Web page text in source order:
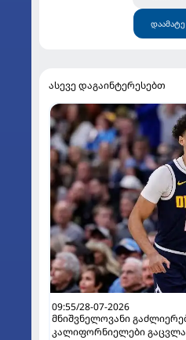
ასევე დაგაინტერესებთ
09:55/28-07-2026
მნიშვნელოვანი
კალიფორნიელები